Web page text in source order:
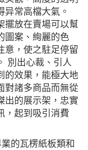
常高檔大氣。
擺放在賣場可以幫
圖案、絢麗的色
意，使之駐足停留
別出心裁、引人
的效果，能極大地
對諸多商品而無從
出的展示架，忠實
，起到吸引消費
的瓦楞紙板類和